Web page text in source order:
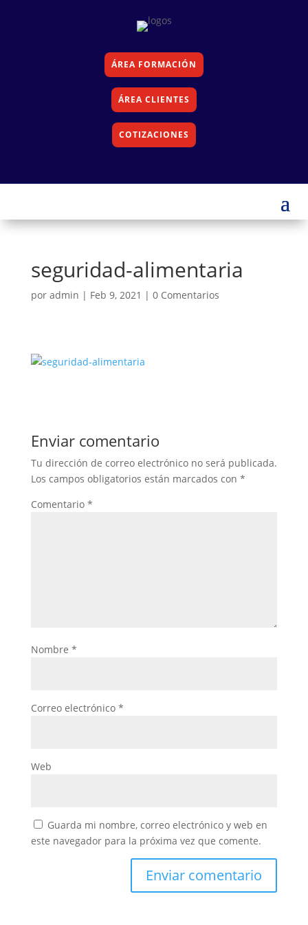
ÁREA FORMACIÓN
ÁREA CLIENTES
COTIZACIONES
seguridad-alimentaria
por admin | Feb 9, 2021 | 0 Comentarios
Enviar comentario
Tu dirección de correo electrónico no será publicada.
Los campos obligatorios están marcados con *
Comentario *
Nombre *
Correo electrónico *
Web
Guarda mi nombre, correo electrónico y web en
este navegador para la próxima vez que comente.